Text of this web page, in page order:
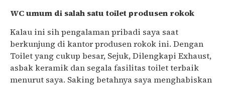
WC umum di salah satu toilet produsen rokok
Kalau ini sih pengalaman pribadi saya saat
berkunjung di kantor produsen rokok ini. Dengan
Toilet yang cukup besar, Sejuk, Dilengkapi Exhaust,
asbak keramik dan segala fasilitas toilet terbaik
menurut saya. Saking betahnya saya menghabiskan